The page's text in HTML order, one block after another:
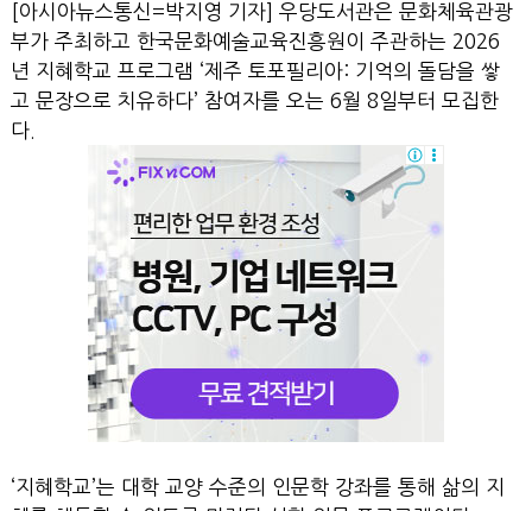
[아시아뉴스통신=박지영 기자] 우당도서관은 문화체육관광
부가 주최하고 한국문화예술교육진흥원이 주관하는 2026
년 지혜학교 프로그램 ‘제주 토포필리아: 기억의 돌담을 쌓
고 문장으로 치유하다’ 참여자를 오는 6월 8일부터 모집한
다.
‘지혜학교’는 대학 교양 수준의 인문학 강좌를 통해 삶의 지